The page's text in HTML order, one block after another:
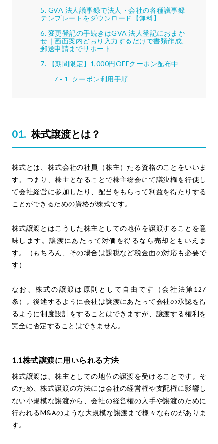
GVA 法人議事録で法人・会社の各種議事録
テンプレートをダウンロード【無料】
変更登記の手続きはGVA 法人登記におまか
せ｜画面案内どおり入力するだけで書類作成、
郵送申請までサポート
【期間限定】1,000円OFFクーポン配布中！
クーポン利用手順
株式譲渡とは？
株式とは、株式会社の社員（株主）たる資格のことをいいま
す。つまり、株主となることで株主総会にて議決権を行使し
て会社経営に参加したり、配当をもらって利益を得たりする
ことができるための資格が株式です。
株式譲渡とはこうした株主としての地位を譲渡することを意
味します。譲渡にあたって対価を得るなら売却ともいえま
す。（もちろん、その場合は課税など税金面の対応も必要で
す）
なお、株式の譲渡は原則として自由です（会社法第127
条）。後述するように会社は譲渡にあたって会社の承認を得
るように制度設計をすることはできますが、譲渡する権利を
完全に否定することはできません。
1.1株式譲渡に用いられる方法
株式譲渡は、株主としての地位の譲渡を受けることです。そ
のため、株式譲渡の方法には会社の経営権や支配権に影響し
ない小規模な譲渡から、会社の経営権の入手や譲渡のために
行われるM&Aのような大規模な譲渡まで様々なものがありま
す。